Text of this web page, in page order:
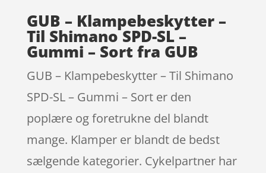
GUB – Klampebeskytter –
Til Shimano SPD-SL –
Gummi – Sort fra GUB
GUB – Klampebeskytter – Til Shimano
SPD-SL – Gummi – Sort er den
poplære og foretrukne del blandt
mange. Klamper er blandt de bedst
sælgende kategorier. Cykelpartner har